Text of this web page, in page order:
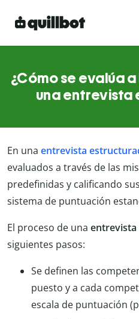
¿Cómo se evalúa
una entrevista
En una entrevista
evaluados a través de las
predefinidas y calificando
sistema de puntuación
El proceso de una
siguientes pasos:
Se definen las
puesto y a cada
escala de puntuación